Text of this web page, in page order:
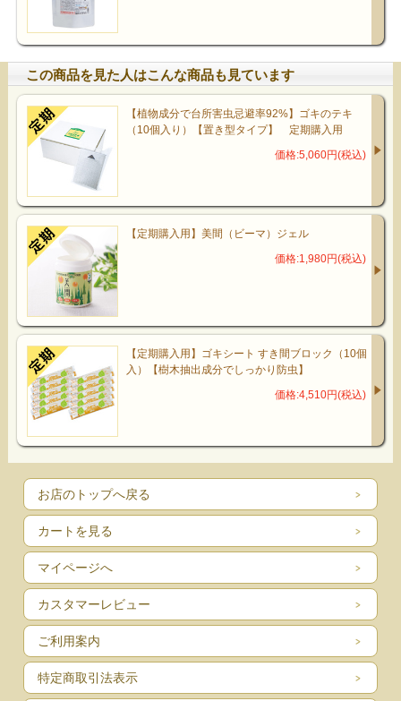
この商品を見た人はこんな商品も見ています
【植物成分で台所害虫忌避率92%】ゴキのテキ
（10個入り）【置き型タイプ】 定期購入用
価格:5,060円(税込)
【定期購入用】美間（ビーマ）ジェル
価格:1,980円(税込)
【定期購入用】ゴキシート すき間ブロック（10個
入）【樹木抽出成分でしっかり防虫】
価格:4,510円(税込)
お店のトップへ戻る
カートを見る
マイページへ
カスタマーレビュー
ご利用案内
特定商取引法表示